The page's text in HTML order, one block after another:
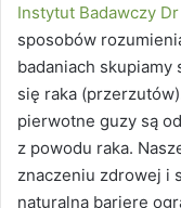
Instytut Badawczy
sposobów
badaniach
się raka
pierwotne guzy są
z powodu raka.
znaczeniu zdrowej i
naturalną barierę